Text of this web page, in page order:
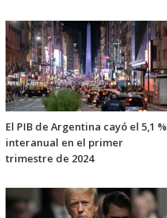
El PIB de Argentina cayó el 5,1 %
interanual en el primer
trimestre de 2024